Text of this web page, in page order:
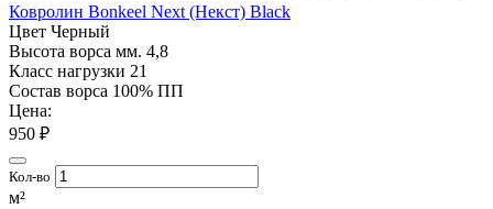
Ковролин Bonkeel Next (Некст) Black
Цвет Черный
Высота ворса мм. 4,8
Класс нагрузки 21
Состав ворса 100% ПП
Цена:
950 ₽
Кол-во
м²